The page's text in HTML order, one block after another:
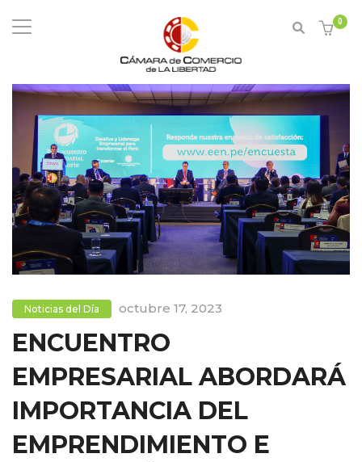
0
Noticias del Día octubre 17, 2023
ENCUENTRO
EMPRESARIAL ABORDARÁ
IMPORTANCIA DEL
EMPRENDIMIENTO E